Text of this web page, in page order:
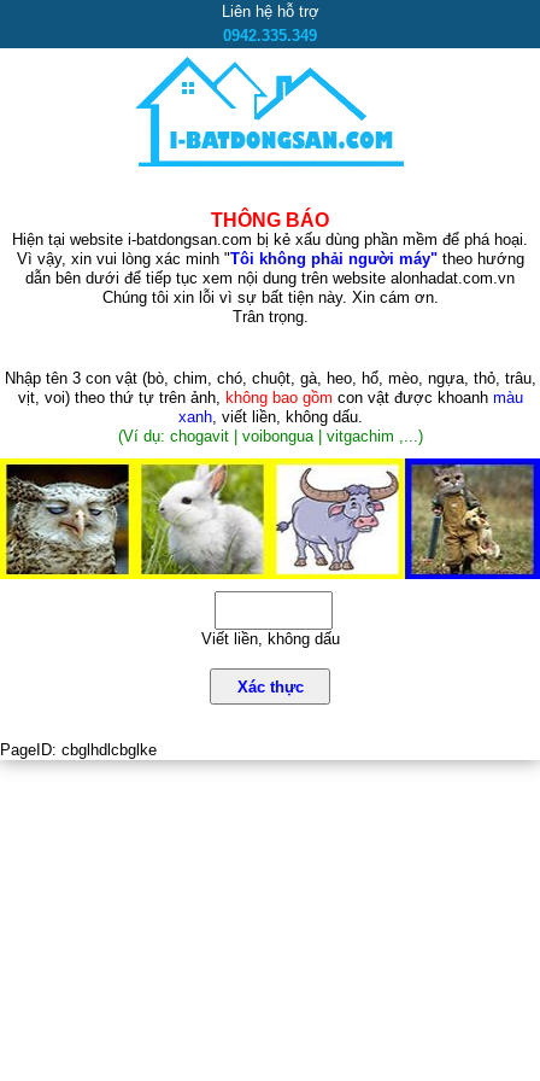
Liên hệ hỗ trợ
0942.335.349
THÔNG BÁO
Hiện tại website i-batdongsan.com bị kẻ xấu dùng phần mềm để phá hoại.
Vì vậy, xin vui lòng xác minh "Tôi không phải người máy"theo hướng
dẫn bên dưới để tiếp tục xem nội dung trên website alonhadat.com.vn
Chúng tôi xin lỗi vì sự bất tiện này. Xin cám ơn.
Trân trọng.
Nhập tên 3 con vật (bò, chim, chó, chuột, gà, heo, hổ, mèo, ngựa, thỏ, trâu,
vịt, voi)theo thứ tự trên ảnh, không bao gồm con vật được khoanh màu
xanh, viết liền, không dấu.
(Ví dụ: chogavit | voibongua | vitgachim ,...)
Viết liền, không dấu
Xác thực
PageID: cbglhdlcbglke